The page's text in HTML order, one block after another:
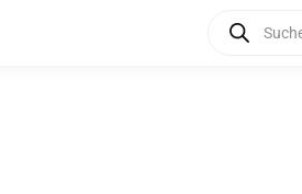
Products
search